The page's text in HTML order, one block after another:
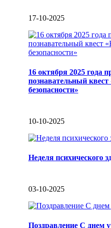
17-10-2025
16 октября 2025 года
познавательный
безопасности»
10-10-2025
Неделя психического
03-10-2025
Поздравление С днем